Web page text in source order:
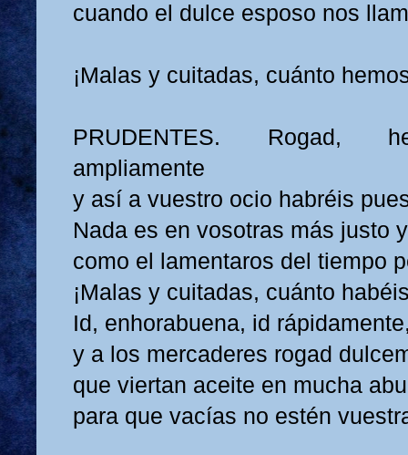
cuando el dulce esposo nos
¡Malas y cuitadas, cuánto
PRUDENTES. Rogad,
ampliamente
y así a vuestro ocio habréis
Nada es en vosotras más justo
como el lamentaros del tiempo
¡Malas y cuitadas, cuánto
Id, enhorabuena, id
y a los mercaderes rogad
que viertan aceite en mucha
para que vacías no estén